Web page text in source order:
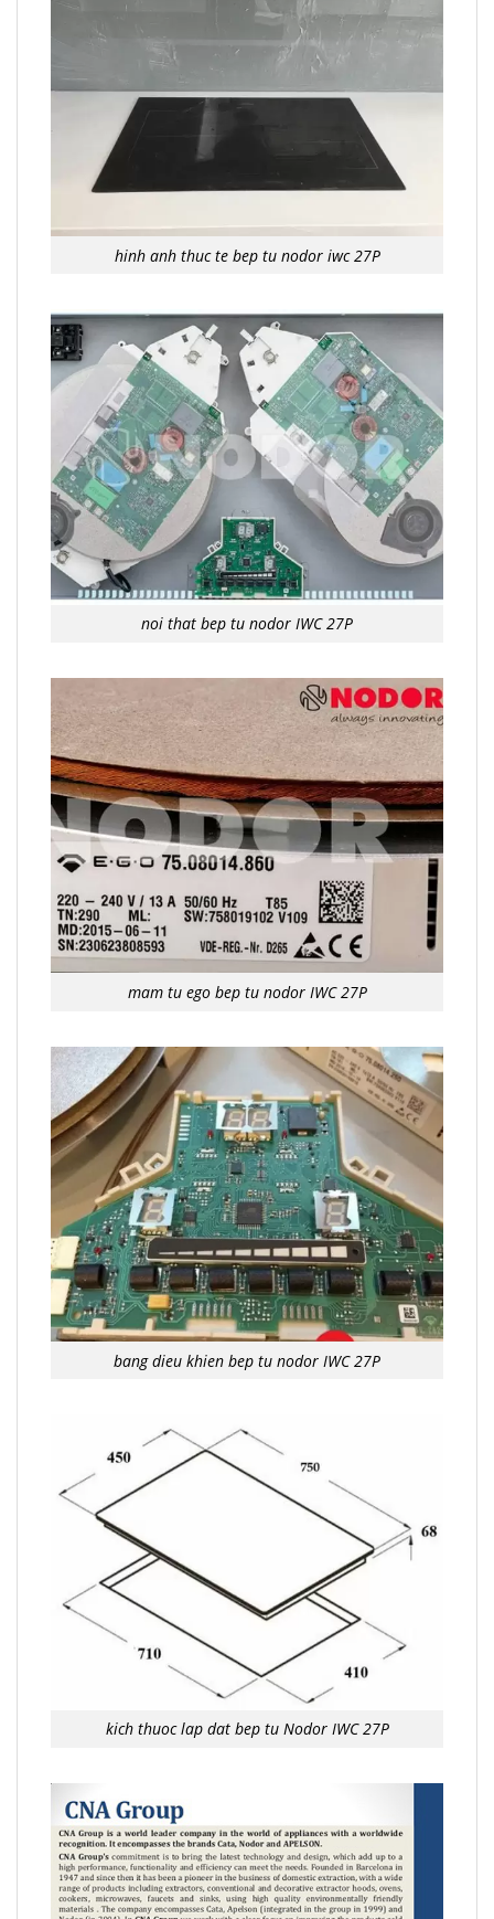
hinh anh thuc te bep tu nodor iwc 27P
noi that bep tu nodor IWC 27P
mam tu ego bep tu nodor IWC 27P
bang dieu khien bep tu nodor IWC 27P
kich thuoc lap dat bep tu Nodor IWC 27P